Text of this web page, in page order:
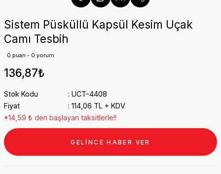
Sistem Püsküllü Kapsül Kesim Uçak
Camı Tesbih
0 puan - 0 yorum
136,87₺
Stok Kodu
UCT-4408
Fiyat
114,06 TL + KDV
*14,59 ₺ den başlayan taksitlerle!!
GELİNCE HABER VER